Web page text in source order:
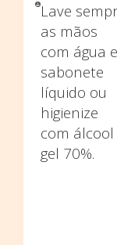
Lave
as mãos
com água e
sabonete
líquido ou
higienize
com álcool
gel 70%.